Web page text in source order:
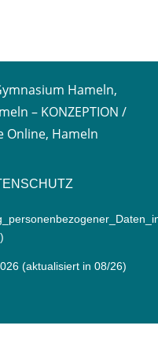
Hameln,
– KONZEPTION /
Online, Hameln
(aktualisiert in 08/26)